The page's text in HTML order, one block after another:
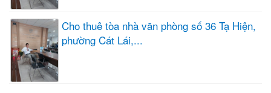
Cho thuê tòa nhà văn phòng số 36 Tạ Hiện,
phường Cát Lái,...